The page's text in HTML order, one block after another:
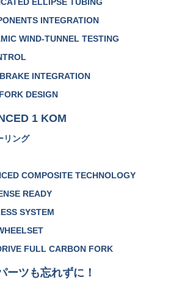
ELLIPSE TUBING
INTEGRATION
WIND-TUNNEL TESTING
INTEGRATION
DESIGN
1 KOM
リング
COMPOSITE TECHNOLOGY
READY
SYSTEM
FULL CARBON FORK
ーツも忘れずに！